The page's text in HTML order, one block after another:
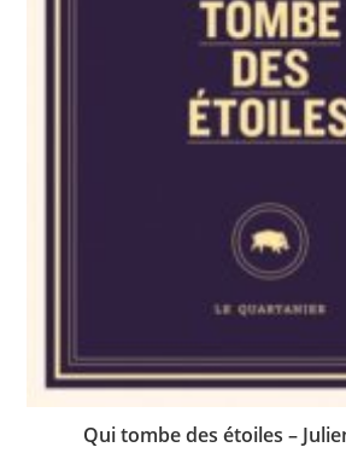
Qui tombe des étoiles –